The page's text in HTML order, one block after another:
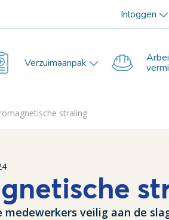
Inloggen
Verzuimaanpak
straling
veilig aan de